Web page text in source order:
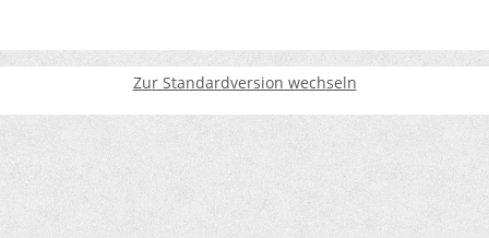
Zur Standardversion wechseln